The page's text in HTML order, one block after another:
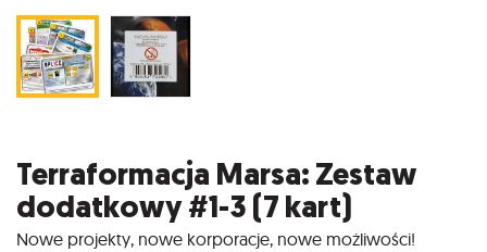
Terraformacja Marsa: Zestaw
dodatkowy #1-3 (7 kart)
Nowe projekty, nowe korporacje, nowe możliwości!